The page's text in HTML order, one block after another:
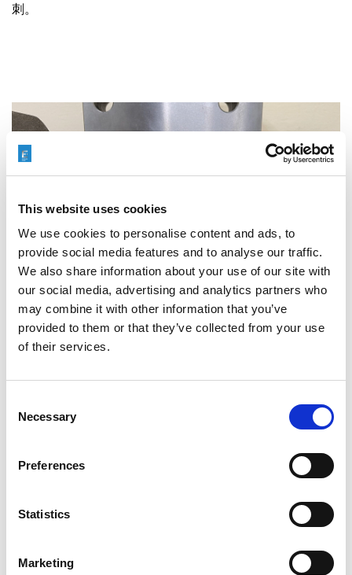
This website uses cookies
We use cookies to personalise content and ads, to
provide social media features and to analyse our traffic.
We also share information about your use of our site with
our social media, advertising and analytics partners who
may combine it with other information that you’ve
provided to them or that they’ve collected from your use
of their services.
Selection
Necessary
Preferences
Statistics
Marketing
刺。